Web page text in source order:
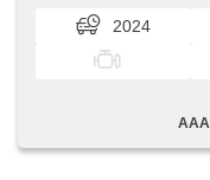
Seitenscheiben,
2024